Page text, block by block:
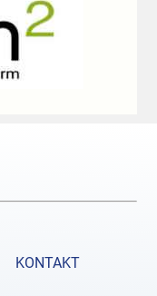
KONTAKT